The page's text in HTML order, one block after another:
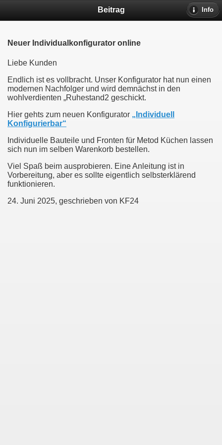
Beitrag Info
Neuer Individualkonfigurator online
Liebe Kunden
Endlich ist es vollbracht. Unser Konfigurator hat nun einen
modernen Nachfolger und wird demnächst in den
wohlverdienten „Ruhestand2 geschickt.
Hier gehts zum neuen Konfigurator „Individuell
Konfigurierbar“
Individuelle Bauteile und Fronten für Metod Küchen lassen
sich nun im selben Warenkorb bestellen.
Viel Spaß beim ausprobieren. Eine Anleitung ist in
Vorbereitung, aber es sollte eigentlich selbsterklärend
funktionieren.
24. Juni 2025, geschrieben von KF24